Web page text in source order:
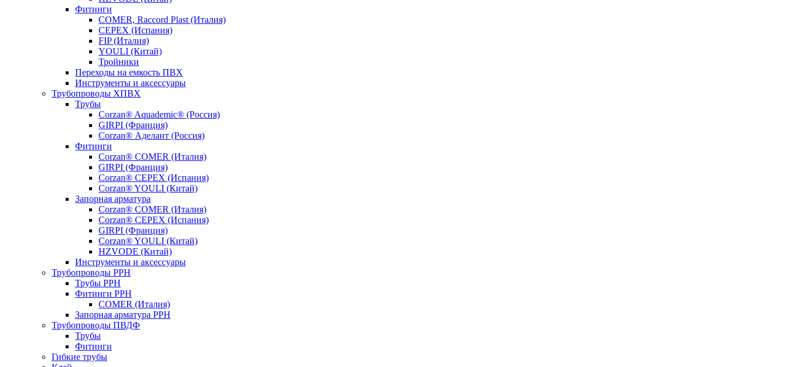
Фитинги
COMER, Raccord Plast (Италия)
CEPEX (Испания)
FIP (Италия)
YOULI (Китай)
Тройники
Переходы на емкость ПВХ
Инструменты и аксессуары
Трубопроводы ХПВХ
Трубы
Corzan® Aquademic® (Россия)
GIRPI (Франция)
Corzan® Аделант (Россия)
Фитинги
Corzan® COMER (Италия)
GIRPI (Франция)
Corzan® CEPEX (Испания)
Corzan® YOULI (Китай)
Запорная арматура
Corzan® COMER (Италия)
Corzan® CEPEX (Испания)
GIRPI (Франция)
Corzan® YOULI (Китай)
HZVODE (Китай)
Инструменты и аксессуары
Трубопроводы PPH
Трубы PPH
Фитинги PPH
COMER (Италия)
Запорная арматура PPH
Трубопроводы ПВДФ
Трубы
Фитинги
Гибкие трубы